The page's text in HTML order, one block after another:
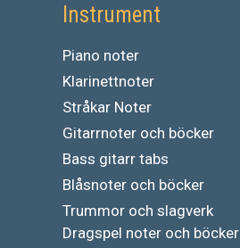
Instrument
Piano noter
Klarinettnoter
Stråkar Noter
Gitarrnoter och böcker
Bass gitarr tabs
Blåsnoter och böcker
Trummor och slagverk
Dragspel noter och böcker